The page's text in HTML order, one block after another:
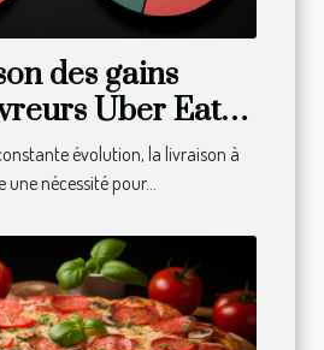
des gains
Uber Eats
pays
évolution, la livraison à
nécessité pour...